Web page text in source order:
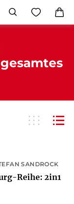
SANDROCK
Reihe: 2in1